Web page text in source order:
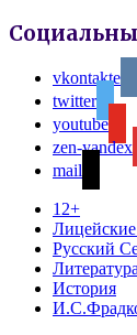
vkontakte
twitter
youtube
zen-yandex
mail
12+
Русский
История